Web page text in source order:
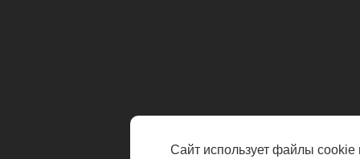
Сайт использует файлы cookie